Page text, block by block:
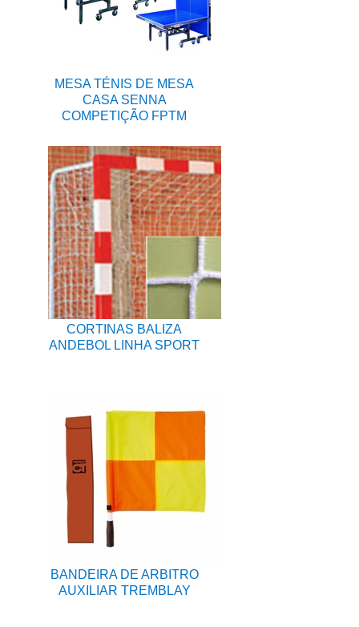
MESA TÉNIS DE MESA
CASA SENNA
COMPETIÇÃO FPTM
CORTINAS BALIZA
ANDEBOL LINHA SPORT
BANDEIRA DE ARBITRO
AUXILIAR TREMBLAY